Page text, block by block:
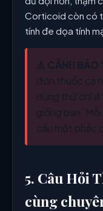
Corticoid còn có
tính đe dọa tính
⚠️ CẢNH BÁO
đơn thuốc cá
dùng thử chỉ
giống bạn.
cầu một phác
5. Câu Hỏi
cùng